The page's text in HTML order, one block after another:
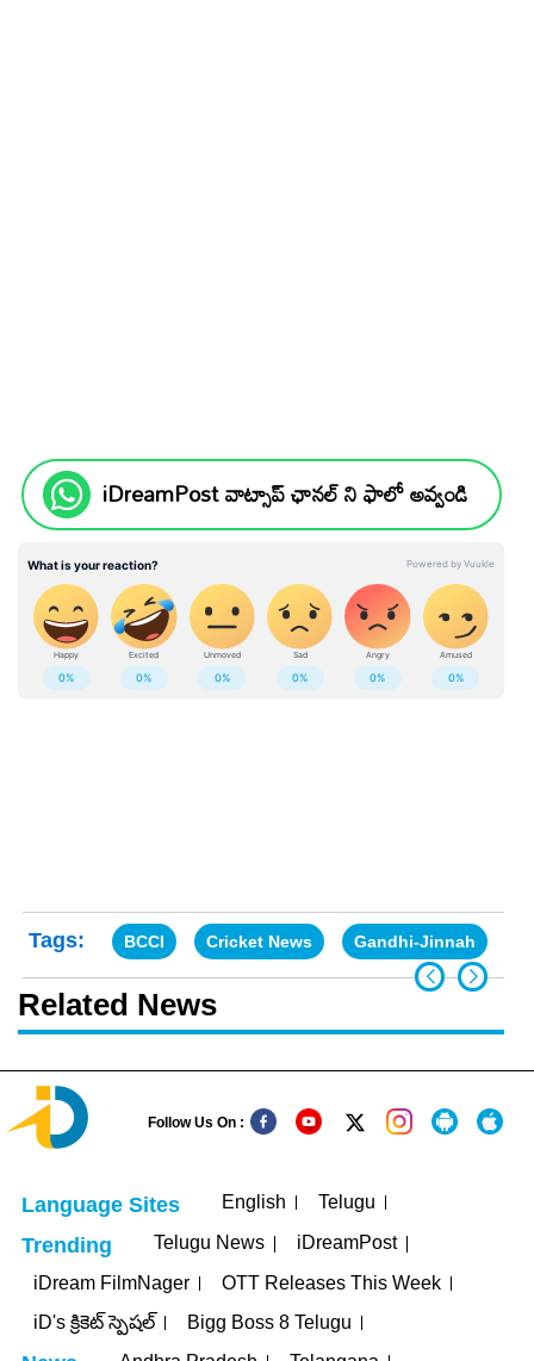
iDreamPost వాట్సాప్ ఛానల్ ని ఫాలో అవ్వండి
Tags: BCCI Cricket News Gandhi-Jinnah
Related News
Follow Us On :
Language Sites English Telugu
Trending Telugu News
iDreamPost
iDream FilmNager
OTT Releases This Week
iD's క్రికెట్ స్పెషల్
Bigg Boss 8 Telugu